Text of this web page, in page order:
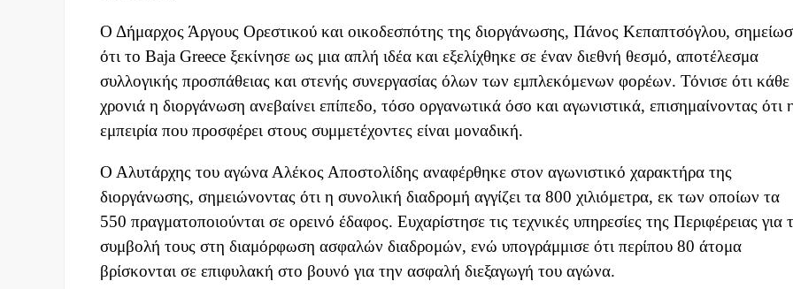
Ο Δήμαρχος Άργους Ορεστικού και οικοδεσπότης της διοργάνωσης, Πάνος Κεπαπτσόγλου,
ότι το Baja Greece ξεκίνησε ως μια απλή ιδέα και εξελίχθηκε σε έναν διεθνή θεσμό, αποτέλεσμα
συλλογικής προσπάθειας και στενής συνεργασίας όλων των εμπλεκόμενων φορέων. Τόνισε ότι κάθε
χρονιά η διοργάνωση ανεβαίνει επίπεδο, τόσο οργανωτικά όσο και αγωνιστικά, επισημαίνοντας ότι
εμπειρία που προσφέρει στους συμμετέχοντες είναι μοναδική.
Ο Αλυτάρχης του αγώνα Αλέκος Αποστολίδης αναφέρθηκε στον αγωνιστικό χαρακτήρα της
διοργάνωσης, σημειώνοντας ότι η συνολική διαδρομή αγγίζει τα 800 χιλιόμετρα, εκ των οποίων τα
550 πραγματοποιούνται σε ορεινό έδαφος. Ευχαρίστησε τις τεχνικές υπηρεσίες της Περιφέρειας για
συμβολή τους στη διαμόρφωση ασφαλών διαδρομών, ενώ υπογράμμισε ότι περίπου 80 άτομα
βρίσκονται σε επιφυλακή στο βουνό για την ασφαλή διεξαγωγή του αγώνα.